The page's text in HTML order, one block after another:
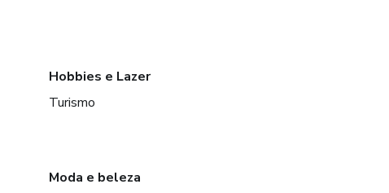
Hobbies e Lazer
Turismo
Moda e beleza